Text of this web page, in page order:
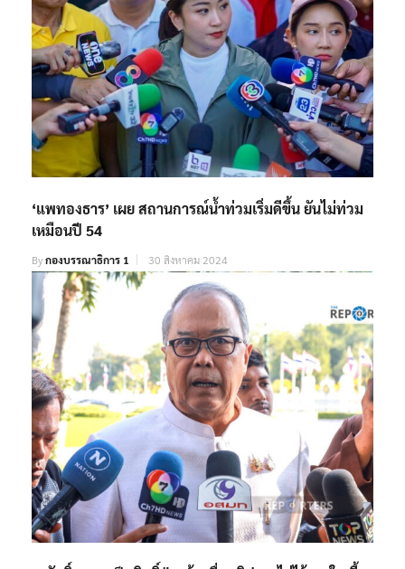
‘แพทองธาร’ เผย สถานการณ์น้ำท่วมเริ่มดีขึ้น ยันไม่ท่วม
เหมือนปี 54
Byกองบรรณาธิการ 1 30 สิงหาคม 2024